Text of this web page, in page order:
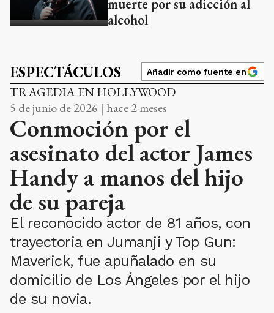
muerte por su adicción al
alcohol
ESPECTÁCULOS Añadir como fuente en
TRAGEDIA EN HOLLYWOOD
5 de junio de 2026 | hace 2 meses
Conmoción por el
asesinato del actor James
Handy a manos del hijo
de su pareja
El reconocido actor de 81 años, con
trayectoria en Jumanji y Top Gun:
Maverick, fue apuñalado en su
domicilio de Los Ángeles por el hijo
de su novia.